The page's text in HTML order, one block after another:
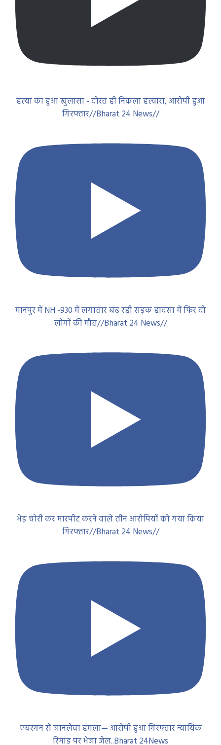
हत्या का हुआ खुलासा - दोस्त ही निकला हत्यारा, आरोपी हुआ
गिरफ्तार//Bharat 24 News//
मानपुर में NH -930 में लगातार बढ़ रही सड़क हादसा में फिर दो
लोगों की मौत//Bharat 24 News//
भेड़ चोरी कर मारपीट करने वाले तीन आरोपियों को गया किया
गिरफ्तार//Bharat 24 News//
एयरगन से जानलेवा हमला— आरोपी हुआ गिरफ्तार न्यायिक
रिमांड पर भेजा जेल..Bharat 24News